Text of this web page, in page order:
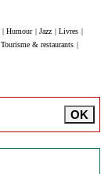
Humour Jazz Livres
Tourisme & restaurants